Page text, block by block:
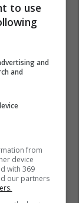
to use
and
and
from
device
with 369
our partners